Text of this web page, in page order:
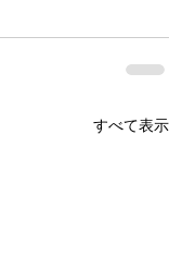
すべて表示